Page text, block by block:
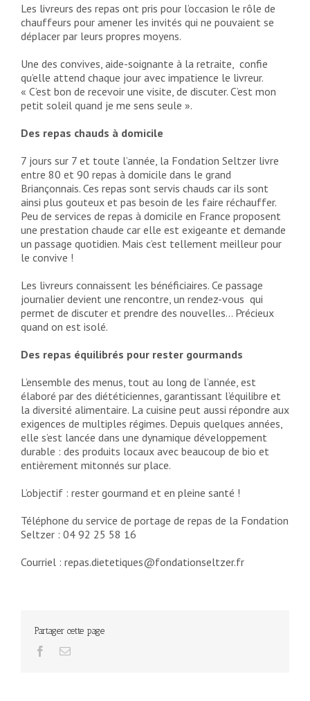
Les livreurs des repas ont pris pour l’occasion le rôle de
chauffeurs pour amener les invités qui ne pouvaient se
déplacer par leurs propres moyens.
Une des convives, aide-soignante à la retraite, confie
qu’elle attend chaque jour avec impatience le livreur.
« C’est bon de recevoir une visite, de discuter. C’est mon
petit soleil quand je me sens seule ».
Des repas chauds à domicile
7 jours sur 7 et toute l’année, la Fondation Seltzer livre
entre 80 et 90 repas à domicile dans le grand
Briançonnais. Ces repas sont servis chauds car ils sont
ainsi plus gouteux et pas besoin de les faire réchauffer.
Peu de services de repas à domicile en France proposent
une prestation chaude car elle est exigeante et demande
un passage quotidien. Mais c’est tellement meilleur pour
le convive !
Les livreurs connaissent les bénéficiaires. Ce passage
journalier devient une rencontre, un rendez-vous qui
permet de discuter et prendre des nouvelles… Précieux
quand on est isolé.
Des repas équilibrés pour rester gourmands
L’ensemble des menus, tout au long de l’année, est
élaboré par des diététiciennes, garantissant l’équilibre et
la diversité alimentaire. La cuisine peut aussi répondre aux
exigences de multiples régimes. Depuis quelques années,
elle s’est lancée dans une dynamique développement
durable : des produits locaux avec beaucoup de bio et
entièrement mitonnés sur place.
L’objectif : rester gourmand et en pleine santé !
Téléphone du service de portage de repas de la Fondation
Seltzer : 04 92 25 58 16
Courriel : repas.dietetiques@fondationseltzer.fr
Partager cette page